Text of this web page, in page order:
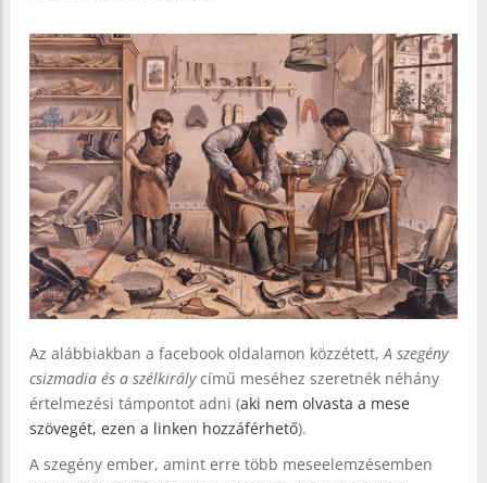
Az alábbiakban a facebook oldalamon közzétett,A szegény
csizmadia és a szélkirálycímű meséhez szeretnék néhány
értelmezési támpontot adni (aki nem olvasta a mese
szövegét, ezen a linken hozzáférhető).
A szegény ember, amint erre több meseelemzésemben